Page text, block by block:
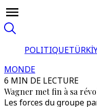
POLITIQUE
MONDE
6 MIN DE LECTURE
Wagner met fin à sa
Les forces du groupe